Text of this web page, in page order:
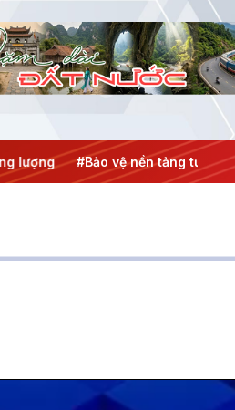
#Bảo vệ nền tảng tư tưởng của Đảng